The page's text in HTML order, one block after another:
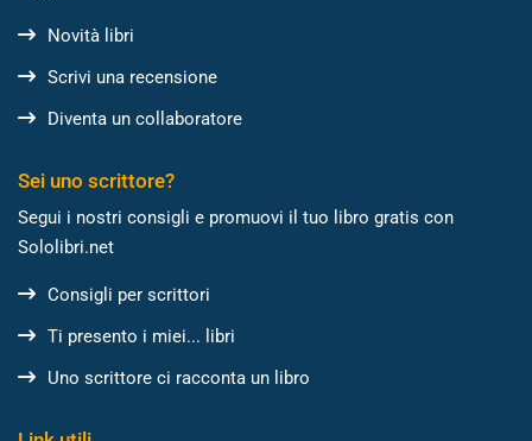
Novità libri
Scrivi una recensione
Diventa un collaboratore
Sei uno scrittore?
Segui i nostri consigli e promuovi il tuo libro gratis con
Sololibri.net
Consigli per scrittori
Ti presento i miei... libri
Uno scrittore ci racconta un libro